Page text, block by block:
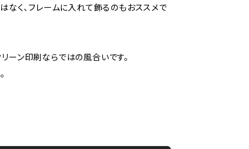
なく、フレームに入れて飾るのもおススメで
ーン印刷ならではの風合いです。